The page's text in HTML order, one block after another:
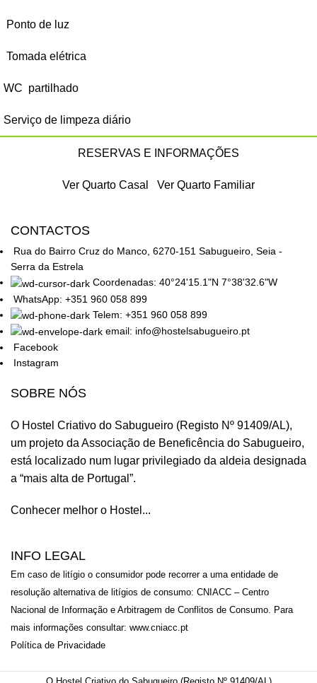
de luz
elétrica
partilhado
de limpeza diário
RESERVAS E INFORMAÇÕES
Ver Quarto Casal Ver Quarto Familiar
CONTACTOS
Rua do Bairro Cruz do Manco, 6270-151 Sabugueiro, Seia -
Serra da Estrela
Coordenadas: 40°24'15.1"N 7°38'32.6"W
WhatsApp: +351 960 058 899
Telem: +351 960 058 899
email: info@hostelsabugueiro.pt
Facebook
Instagram
SOBRE NÓS
O Hostel Criativo do Sabugueiro (Registo Nº 91409/AL),
um projeto da Associação de Beneficência do Sabugueiro,
está localizado num lugar privilegiado da aldeia designada
a “mais alta de Portugal”.
Conhecer melhor o Hostel...
INFO LEGAL
Em caso de litígio o consumidor pode recorrer a uma entidade de
resolução alternativa de litígios de consumo: CNIACC – Centro
Nacional de Informação e Arbitragem de Conflitos de Consumo. Para
mais informações consultar: www.cniacc.pt
Política de Privacidade